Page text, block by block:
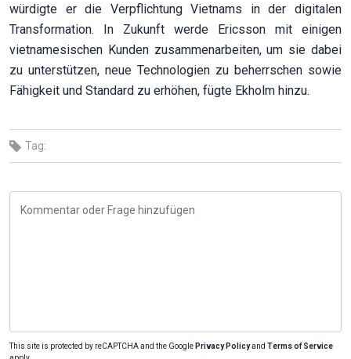
würdigte er die Verpflichtung Vietnams in der digitalen
Transformation. In Zukunft werde Ericsson mit einigen
vietnamesischen Kunden zusammenarbeiten, um sie dabei
zu unterstützen, neue Technologien zu beherrschen sowie
Fähigkeit und Standard zu erhöhen, fügte Ekholm hinzu.
Tag:
This site is protected by reCAPTCHA and the Google Privacy Policyand Terms of Service